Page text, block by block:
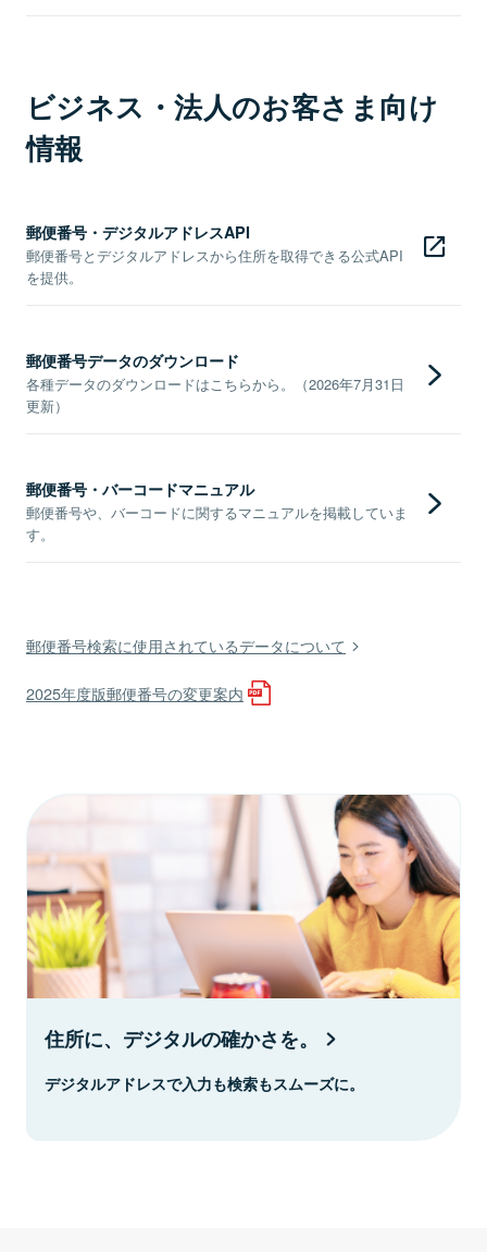
ビジネス・法人のお客さま向け
情報
郵便番号・デジタルアドレスAPI
郵便番号とデジタルアドレスから住所を取得できる公式API
を提供。
郵便番号データのダウンロード
各種データのダウンロードはこちらから。（2026年7月31日
更新）
郵便番号・バーコードマニュアル
郵便番号や、バーコードに関するマニュアルを掲載していま
す。
郵便番号検索に使用されているデータについて
2025年度版郵便番号の変更案内
住所に、デジタルの確かさを。
デジタルアドレスで入力も検索もスムーズに。